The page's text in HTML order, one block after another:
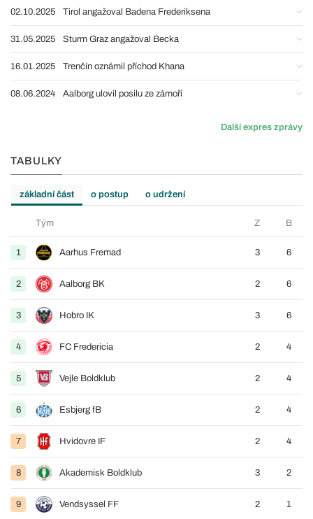
02.10.2025 Tirol angažoval Badena Frederiksena
31.05.2025 Sturm Graz angažoval Becka
16.01.2025 Trenčín oznámil příchod Khana
08.06.2024 Aalborg ulovil posilu ze zámoří
Další expres zprávy
TABULKY
základní část o postup o udržení
Tým Z B
1 Aarhus Fremad 3 6
2 Aalborg BK 2 6
3 Hobro IK 3 6
4 FC Fredericia 2 4
5 Vejle Boldklub 2 4
6 Esbjerg fB 2 4
7 Hvidovre IF 2 4
8 Akademisk Boldklub 3 2
9 Vendsyssel FF 2 1